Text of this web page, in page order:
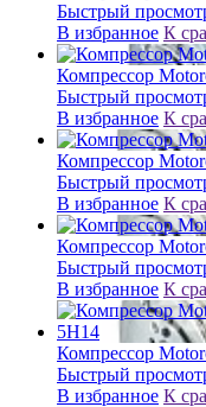
Быстрый
В избранное К
Компрессор
Быстрый
В избранное К
Компрессор
Быстрый
В избранное К
Компрессор
Быстрый
В избранное К
Компрессор
Быстрый
В избранное К